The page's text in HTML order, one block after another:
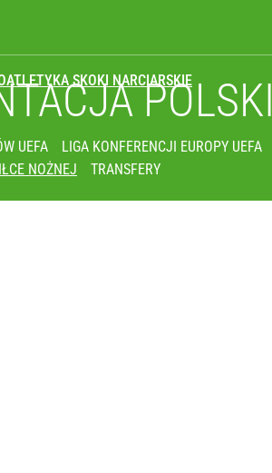
SKOKI NARCIARSKIEPOLSKI
UEFA LIGA KONFERENCJI EUROPY UEFA
NOŻNEJ
TRANSFERY